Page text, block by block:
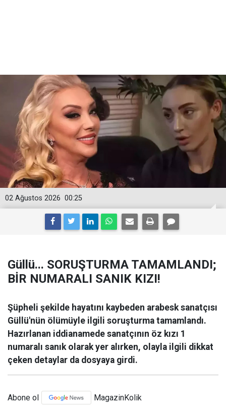
00:25
02 Ağustos 2026
Güllü... SORUŞTURMA TAMAMLANDI;
BİR NUMARALI SANIK KIZI!
Şüpheli şekilde hayatını kaybeden arabesk sanatçısı
Güllü'nün ölümüyle ilgili soruşturma tamamlandı.
Hazırlanan iddianamede sanatçının öz kızı 1
numaralı sanık olarak yer alırken, olayla ilgili dikkat
çeken detaylar da dosyaya girdi.
Abone ol MagazinKolik